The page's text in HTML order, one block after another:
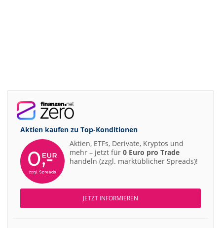
Aktien kaufen zu Top-Konditionen
Aktien, ETFs, Derivate, Kryptos und
mehr – jetzt für 0 Euro pro Trade
handeln (zzgl. marktüblicher Spreads)!
JETZT INFORMIEREN